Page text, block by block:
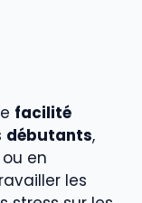
facilité
débutants,
ou en
les